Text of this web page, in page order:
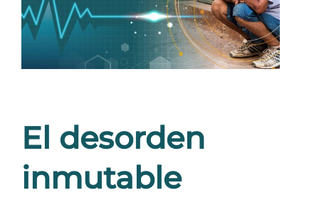
El desorden
inmutable